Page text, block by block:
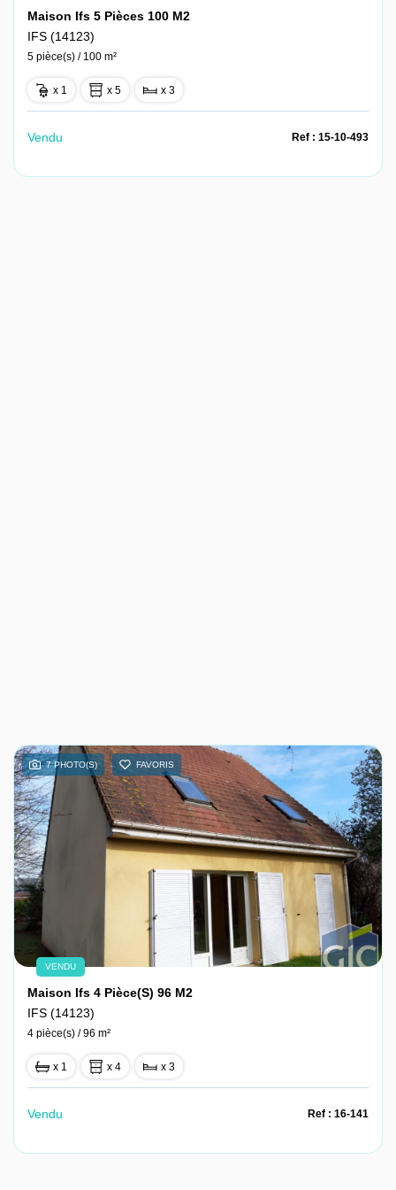
Maison Ifs 5 Pièces 100 M2
IFS (14123)
5 pièce(s) / 100 m²
x 1 x 5 x 3
Vendu Ref : 15-10-493
7 PHOTO(S) FAVORIS
VENDU
Maison Ifs 4 Pièce(s) 96 M2
IFS (14123)
4 pièce(s) / 96 m²
x 1 x 4 x 3
Vendu Ref : 16-141